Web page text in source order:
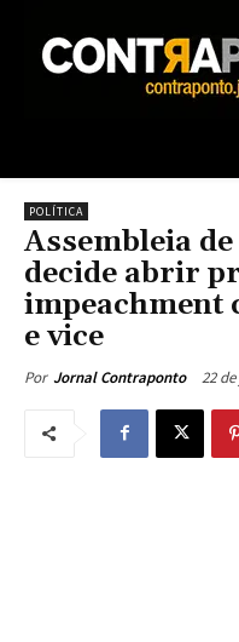
POLÍTICA
Assembleia
decide abrir
impeachment
e vice
Por Jornal Contraponto 22